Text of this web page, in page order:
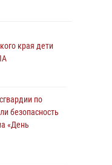
края дети
по
безопасность
«День